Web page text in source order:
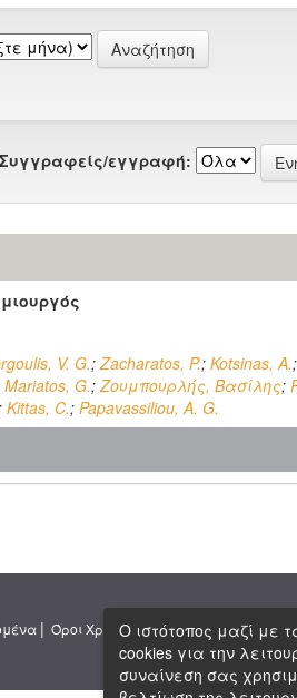
Συγγραφείς/εγγραφή:
V. G.;Zacharatos, P.; Kotsinas, A.;
Mariatos, G.;Ζουμπουρλής, Βασίλης;
Kittas, C.; Papavassiliou, A. G.
| Όροι Χρήσης | Πνευματική Ιδιοκτησία
Ο ιστότοπος μαζί με
cookies για την
συναίνεση σας